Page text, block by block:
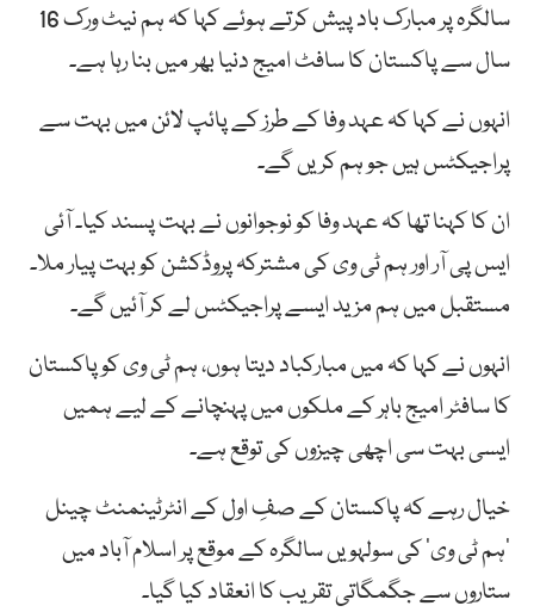
سالگرہپرمبارکباد پیش کرتے ہوئےکہاکہہمنیٹورک
سالسےپاکستانکاسافٹامیجدنیابھرمیںبنا رہاہے۔
انہوں نے کہا کہ عہد وفا کے طرز کے پائپ لائن میں بہت سے
پراجیکٹس ہیں جو ہم کریں گے۔
ان کا کہنا تھا کہ عہد وفا کو نوجوانوں نے بہت پسند کیا۔ آئی
ایس پی آر اور ہم ٹی وی کی مشترکہ پروڈکشن کو بہت پیار ملا۔
مستقبل میں ہم مزید ایسے پراجیکٹس لے کر آئیں گے۔
انہوں نے کہا کہ میں مبارکباد دیتا ہوں، ہم ٹی وی کو پاکستان
کا سافٹر امیج باہر کے ملکوں میں پہنچانے کے لیے ہمیں
ایسی بہت سی اچھی چیزوں کی توقع ہے۔
خیال رہے کہ پاکستان کے صفِ اول کے انٹرٹینمنٹ چینل
’ہم ٹی وی‘ کی سولہویں سالگرہ کے موقع پر اسلام آباد میں
ستاروں سے جگمگاتی تقریب کا انعقاد کیا گیا۔